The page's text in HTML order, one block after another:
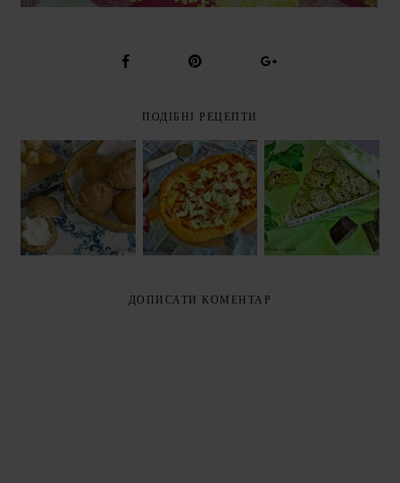
ПОДІБНІ РЕЦЕПТИ
БУЛОЧКИ З
ЦІЛЬНОЗЕРНО
ВОГО
БОРОШНА
(PANINI
INTEGRALI)
ФЛАММКУХЕН
АБО
ЕЛЬЗАСЬКА
ПІЦА
(FLAMMKUCHE
N OR TARTE
М'ЯТНЕ
ПЕЧИВО ЗІ
ШМАТОЧКАМИ
ШОКОЛАДУ
(AFTER EIGHT
COOKIES)
ДОПИСАТИ КОМЕНТАР